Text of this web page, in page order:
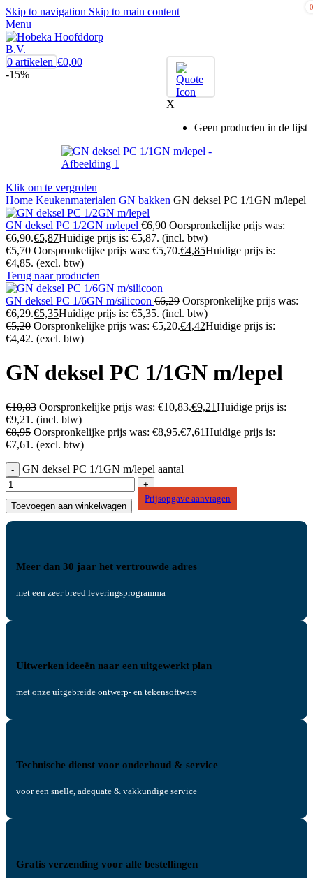
Skip to navigation Skip to main content
Menu
0
X
Geen producten in de lijst
0 artikelen €0,00
-15%
Klik om te vergroten
Home Keukenmaterialen GN bakken GN deksel PC 1/1GN m/lepel
GN deksel PC 1/2GN m/lepel €6,90 Oorspronkelijke prijs was:
€6,90.€5,87Huidige prijs is: €5,87. (incl. btw)
€5,70 Oorspronkelijke prijs was: €5,70.€4,85Huidige prijs is:
€4,85. (excl. btw)
Terug naar producten
GN deksel PC 1/6GN m/silicoon €6,29 Oorspronkelijke prijs was:
€6,29.€5,35Huidige prijs is: €5,35. (incl. btw)
€5,20 Oorspronkelijke prijs was: €5,20.€4,42Huidige prijs is:
€4,42. (excl. btw)
GN deksel PC 1/1GN m/lepel
€10,83 Oorspronkelijke prijs was: €10,83.€9,21Huidige prijs is:
€9,21. (incl. btw)
€8,95 Oorspronkelijke prijs was: €8,95.€7,61Huidige prijs is:
€7,61. (excl. btw)
GN deksel PC 1/1GN m/lepel aantal
Toevoegen aan winkelwagen
Prijsopgave aanvragen
Meer dan 30 jaar het vertrouwde adres
met een zeer breed leveringsprogramma
Uitwerken ideeën naar een uitgewerkt plan
met onze uitgebreide ontwerp- en tekensoftware
Technische dienst voor onderhoud & service
voor een snelle, adequate & vakkundige service
Gratis verzending voor alle bestellingen